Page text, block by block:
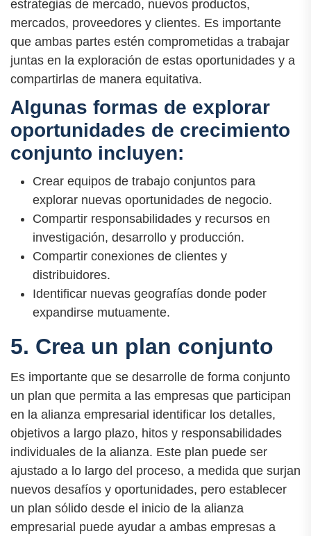
estrategias de mercado, nuevos productos,
mercados, proveedores y clientes. Es importante
que ambas partes estén comprometidas a trabajar
juntas en la exploración de estas oportunidades y a
compartirlas de manera equitativa.
Algunas formas de explorar
oportunidades de crecimiento
conjunto incluyen:
Crear equipos de trabajo conjuntos para
explorar nuevas oportunidades de negocio.
Compartir responsabilidades y recursos en
investigación, desarrollo y producción.
Compartir conexiones de clientes y
distribuidores.
Identificar nuevas geografías donde poder
expandirse mutuamente.
5. Crea un plan conjunto
Es importante que se desarrolle de forma conjunto
un plan que permita a las empresas que participan
en la alianza empresarial identificar los detalles,
objetivos a largo plazo, hitos y responsabilidades
individuales de la alianza. Este plan puede ser
ajustado a lo largo del proceso, a medida que surjan
nuevos desafíos y oportunidades, pero establecer
un plan sólido desde el inicio de la alianza
empresarial puede ayudar a ambas empresas a